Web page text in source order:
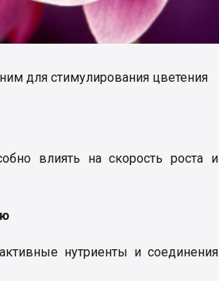
для стимулирования цветения
влиять на скорость роста и
нутриенты и соединения